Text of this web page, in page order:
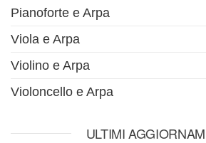
Pianoforte e Arpa
Viola e Arpa
Violino e Arpa
Violoncello e Arpa
ULTIMI